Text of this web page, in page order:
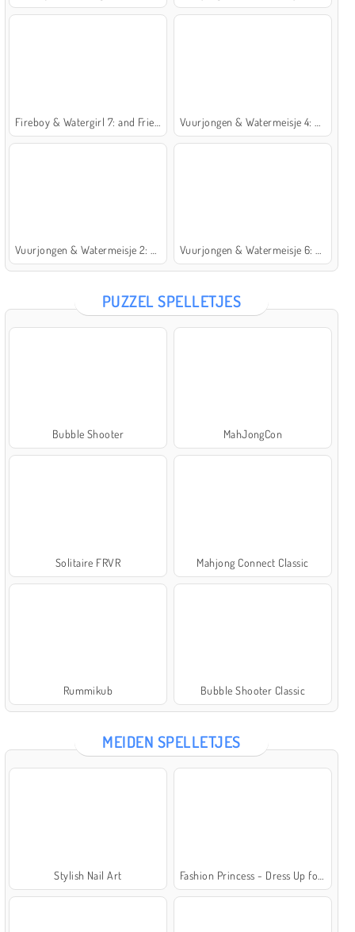
PUZZEL SPELLETJES
Bubble Shooter MahJongCon
Solitaire FRVR Mahjong Connect Classic
Rummikub Bubble Shooter Classic
MEIDEN SPELLETJES
Stylish Nail Art